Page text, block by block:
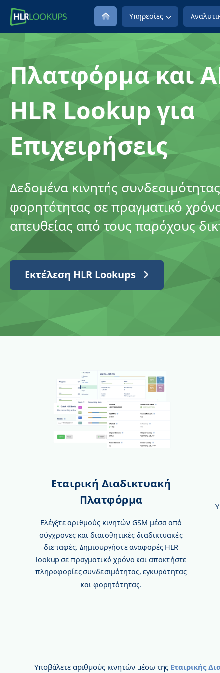
Υπηρεσίες
Πλατφόρμα και
HLR Lookup για
Επιχειρήσεις
Δεδομένα κινητής
φορητότητας σε πραγματικό
απευθείας από τους παρόχους
Εκτέλεση HLR Lookups
Εταιρική Διαδικτυακή
Πλατφόρμα
Ελέγξτε αριθμούς κινητών GSM μέσα από
σύγχρονες και διαισθητικές διαδικτυακές
διεπαφές. Δημιουργήστε αναφορές HLR
lookup σε πραγματικό χρόνο και αποκτήστε
πληροφορίες συνδεσιμότητας, εγκυρότητας
και φορητότητας.
Υποβάλετε αριθμούς κινητών μέσω της Εταιρικής